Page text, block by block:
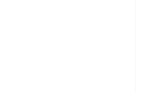
5 z 5 hviezdičiek.
5 z 5 hviezdičiek.